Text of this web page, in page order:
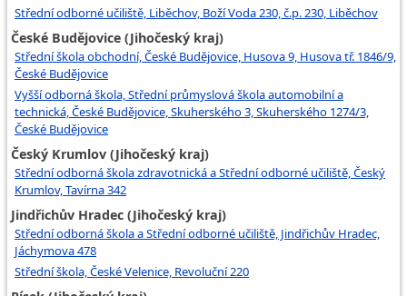
Střední odborné učiliště, Liběchov, Boží Voda 230, č.p. 230, Liběchov
České Budějovice (Jihočeský kraj)
Střední škola obchodní, České Budějovice, Husova 9, Husova tř. 1846/9,
České Budějovice
Vyšší odborná škola, Střední průmyslová škola automobilní a
technická, České Budějovice, Skuherského 3, Skuherského 1274/3,
České Budějovice
Český Krumlov (Jihočeský kraj)
Střední odborná škola zdravotnická a Střední odborné učiliště, Český
Krumlov, Tavírna 342
Jindřichův Hradec (Jihočeský kraj)
Střední odborná škola a Střední odborné učiliště, Jindřichův Hradec,
Jáchymova 478
Střední škola, České Velenice, Revoluční 220